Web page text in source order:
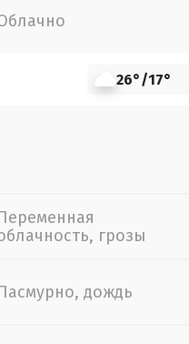
26°/17°
грозы
дождь